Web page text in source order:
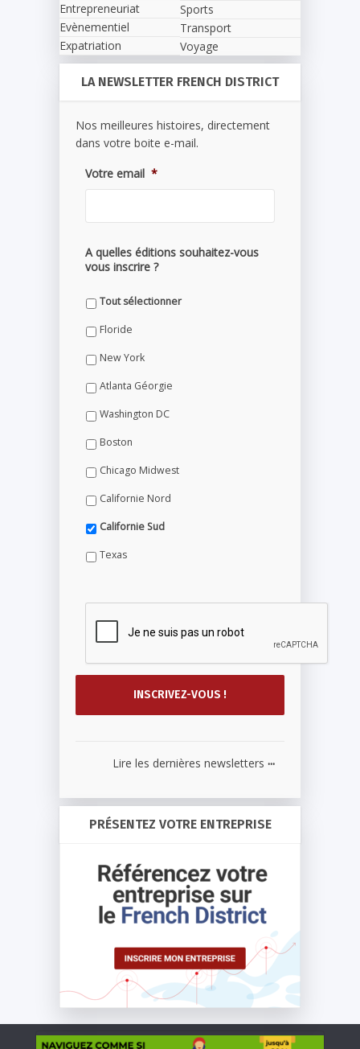
Entrepreneuriat
Evènementiel
Expatriation
Sports
Transport
Voyage
LA NEWSLETTER FRENCH DISTRICT
Nos meilleures histoires, directement
dans votre boite e-mail.
Votre email *
A quelles éditions souhaitez-vous
vous inscrire ?
Tout sélectionner
Floride
New York
Atlanta Géorgie
Washington DC
Boston
Chicago Midwest
Californie Nord
Californie Sud
Texas
Lire les dernières newsletters ...
PRÉSENTEZ VOTRE ENTREPRISE